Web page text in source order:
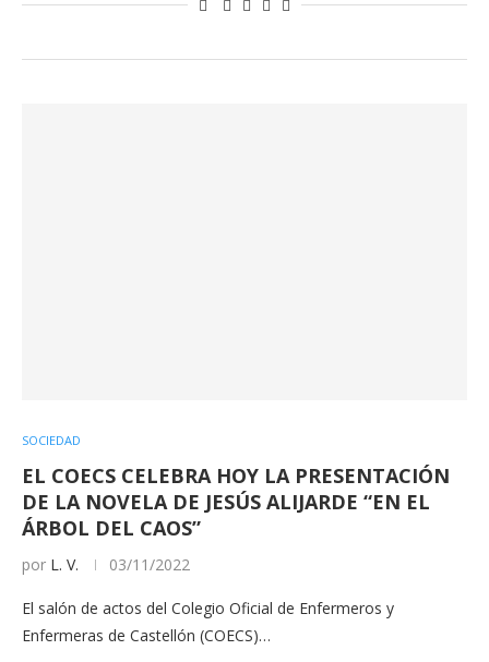
SOCIEDAD
EL COECS CELEBRA HOY LA PRESENTACIÓN
DE LA NOVELA DE JESÚS ALIJARDE “EN EL
ÁRBOL DEL CAOS”
por L. V. 03/11/2022
El salón de actos del Colegio Oficial de Enfermeros y
Enfermeras de Castellón (COECS)…